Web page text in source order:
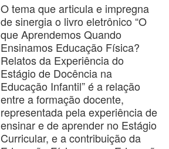
O tema que articula e impregna
de sinergia o livro eletrônico “O
que Aprendemos Quando
Ensinamos Educação Física?
Relatos da Experiência do
Estágio de Docência na
Educação Infantil” é a relação
entre a formação docente,
representada pela experiência de
ensinar e de aprender no Estágio
Curricular, e a contribuição da